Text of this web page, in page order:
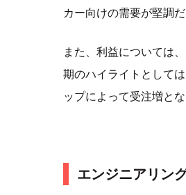
カー向けの需要が堅調
また、利益については
期のハイライトとして
ップによって受注増とな
エンジニアリン